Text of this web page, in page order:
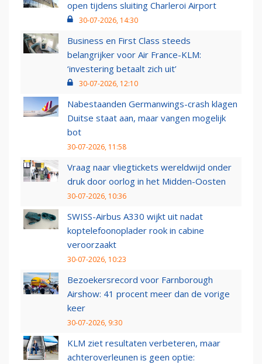
open tijdens sluiting Charleroi Airport
30-07-2026, 14:30
Business en First Class steeds
belangrijker voor Air France-KLM:
‘investering betaalt zich uit’
30-07-2026, 12:10
Nabestaanden Germanwings-crash klagen
Duitse staat aan, maar vangen mogelijk
bot
30-07-2026, 11:58
Vraag naar vliegtickets wereldwijd onder
druk door oorlog in het Midden-Oosten
30-07-2026, 10:36
SWISS-Airbus A330 wijkt uit nadat
koptelefoonoplader rook in cabine
veroorzaakt
30-07-2026, 10:23
Bezoekersrecord voor Farnborough
Airshow: 41 procent meer dan de vorige
keer
30-07-2026, 9:30
KLM ziet resultaten verbeteren, maar
achteroverleunen is geen optie: